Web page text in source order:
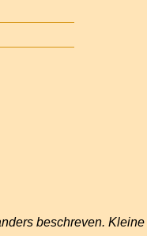
beschreven.